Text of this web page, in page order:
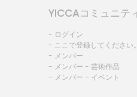
YICCAコミュニテ
- ログイン
- ここで登録してください。
- メンバー
- メンバー - 芸術作品
- メンバー - イベント